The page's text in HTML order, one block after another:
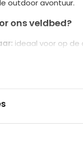
outdoor avontuur.
ons veldbed?
ideaal voor op
x H52 cm